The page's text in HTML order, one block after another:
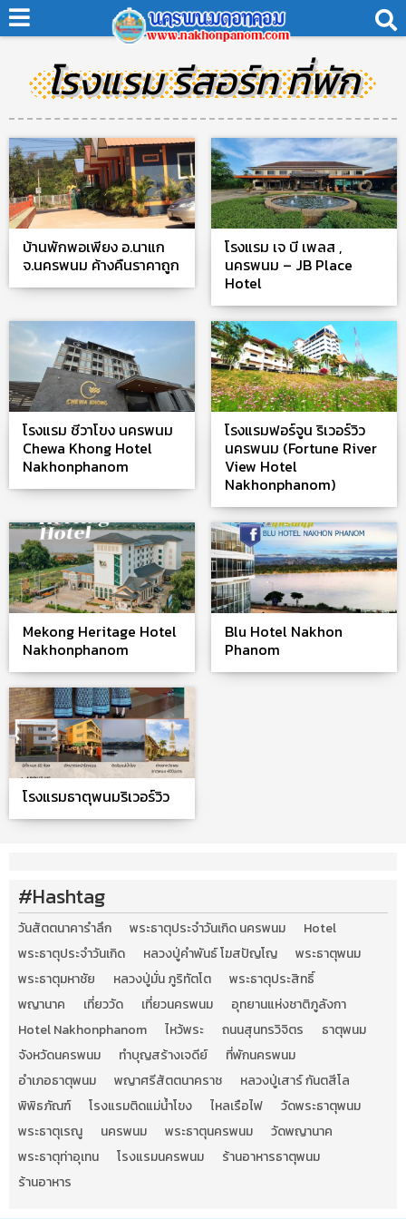
โรงแรม รีสอร์ท ที่พัก
บ้านพักพอเพียง อ.นาแก
จ.นครพนม ค้างคืนราคาถูก
โรงแรม เจ บี เพลส ,
นครพนม – JB Place
Hotel
โรงแรม ชีวาโขง นครพนม
Chewa Khong Hotel
Nakhonphanom
โรงแรมฟอร์จูน ริเวอร์วิว
นครพนม (Fortune River
View Hotel
Nakhonphanom)
Mekong Heritage Hotel
Nakhonphanom
Blu Hotel Nakhon
Phanom
โรงแรมธาตุพนมริเวอร์วิว
#Hashtag
วันสัตตนาคารำลึก พระธาตุประจำวันเกิด นครพนม
Hotel
พระธาตุประจำวันเกิด
หลวงปู่คำพันธ์ โฆสปัญโญ
พระธาตุพนม
พระธาตุมหาชัย
หลวงปู่มั่น ภูริทัตโต
พระธาตุประสิทธิ์
พญานาค
เที่ยววัด เที่ยวนครพนม
อุทยานแห่งชาติภูลังกา
Hotel Nakhonphanom
ไหว้พระ ถนนสุนทรวิจิตร
ธาตุพนม
จังหวัดนครพนม
ทำบุญสร้างเจดีย์
ที่พักนครพนม
อำเภอธาตุพนม
พญาศรีสัตตนาคราช
หลวงปู่เสาร์ กันตสีโล
พิพิธภัณฑ์
โรงแรมติดแม่น้ำโขง ไหลเรือไฟ
วัดพระธาตุพนม
พระธาตุเรณู
นครพนม พระธาตุนครพนม
วัดพญานาค
พระธาตุท่าอุเทน
โรงแรมนครพนม
ร้านอาหารธาตุพนม
ร้านอาหาร